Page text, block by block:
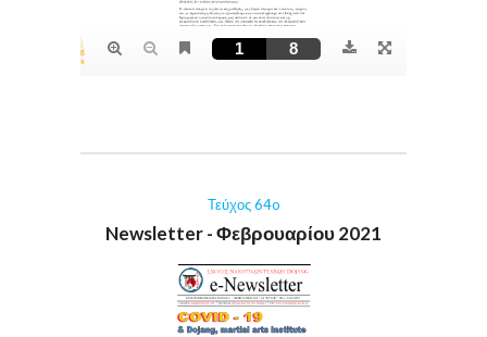
Τεύχος 64o
Newsletter - Φεβρουαρίου 2021